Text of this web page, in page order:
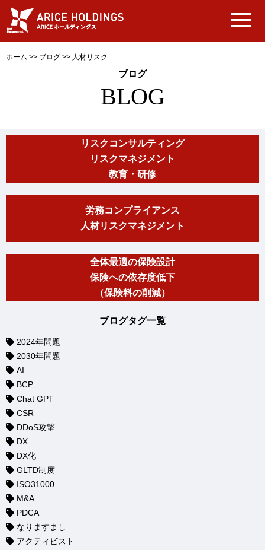
ホーム >> ブログ >> 人材リスク
ブログ
BLOG
リスクコンサルティング
リスクマネジメント
教育・研修
労務コンプライアンス
人材リスクマネジメント
全体最適の保険設計
保険への依存度低下
（保険料の削減）
ブログタグ一覧
2024年問題
2030年問題
AI
BCP
Chat GPT
CSR
DDoS攻撃
DX
DX化
GLTD制度
ISO31000
M&A
PDCA
なりますまし
アクティビスト